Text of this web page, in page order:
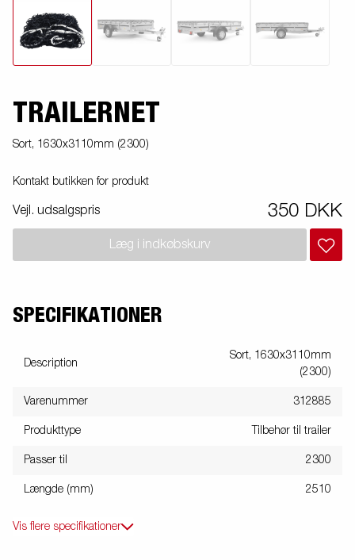
TRAILERNET
Sort, 1630x3110mm (2300)
Kontakt butikken for produkt
Vejl. udsalgspris 350 DKK
Læg i indkøbskurv
SPECIFIKATIONER
Description
Sort, 1630x3110mm
(2300)
Varenummer 312885
Produkttype Tilbehør til trailer
Passer til 2300
Længde (mm) 2510
Vis flere specifikationer